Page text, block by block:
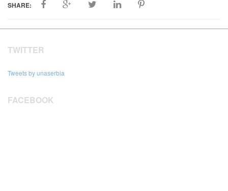
SHARE:
TWITTER
Tweets by unaserbia
FACEBOOK